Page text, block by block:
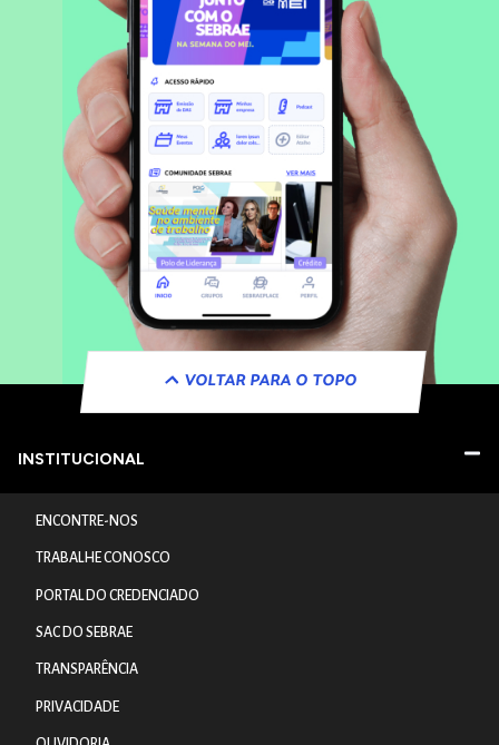
VOLTAR PARA O TOPO
INSTITUCIONAL
ENCONTRE-NOS
TRABALHE CONOSCO
PORTAL DO CREDENCIADO
SAC DO SEBRAE
TRANSPARÊNCIA
PRIVACIDADE